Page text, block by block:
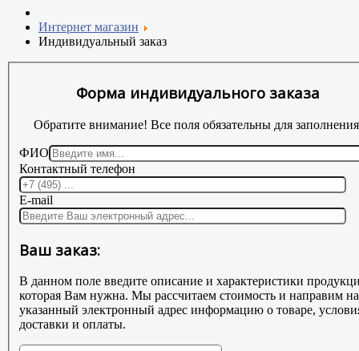
Интернет магазин
Индивидуальный заказ
Форма индивидуального заказа
Обратите внимание! Все поля обязательны для
ФИО
Контактный телефон
E-mail
Ваш заказ:
В данном поле введите описание и характеристики
которая Вам нужна. Мы рассчитаем стоимость и направим на
указанный электронный адрес информацию о товаре,
доставки и оплаты.